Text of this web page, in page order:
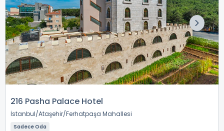
216 Pasha Palace Hotel
İstanbul Ataşehir Ferhatpaşa Mahallesi
Sadece Oda